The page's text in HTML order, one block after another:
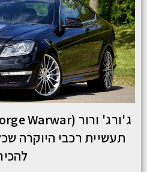
תעשיית רכבי היוקרה